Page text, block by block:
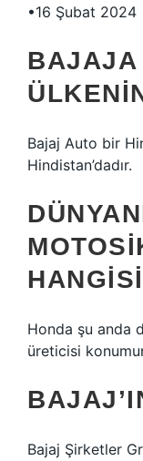
•16 Şubat 2024
BAJAJA
Bajaj Auto bir
Hindistan’dadır.
Honda şu anda
üreticisi
Bajaj Şirketler